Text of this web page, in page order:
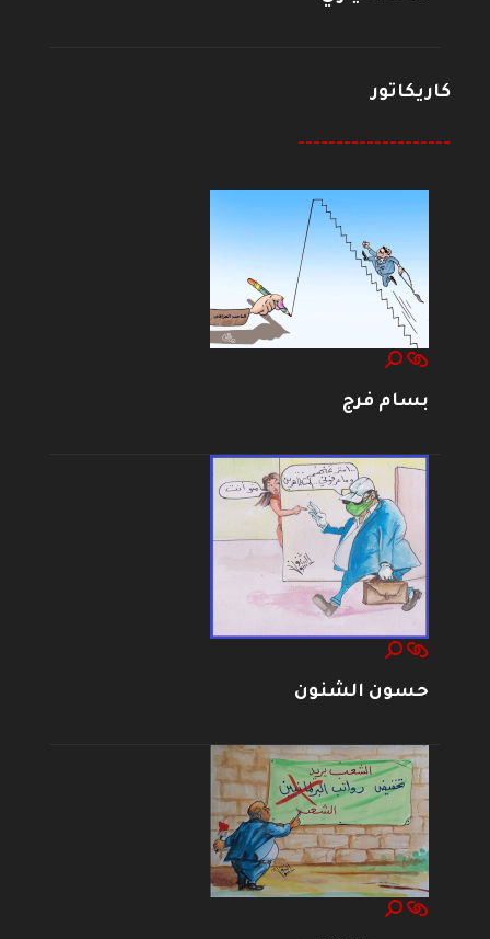
كاريكاتور
--------------------
بسام فرج
حسون الشنون